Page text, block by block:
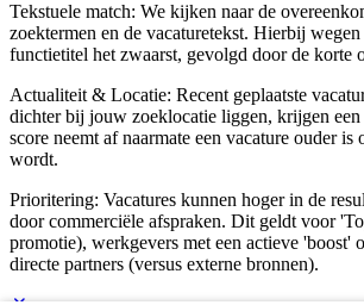
Tekstuele match: We kijken naar de
zoektermen en de vacaturetekst. Hierbij
functietitel het zwaarst, gevolgd door de korte
Actualiteit & Locatie: Recent geplaatste
dichter bij jouw zoeklocatie liggen, krijgen
score neemt af naarmate een vacature ouder is
wordt.
Prioritering: Vacatures kunnen hoger in de
door commerciële afspraken. Dit geldt voor
promotie), werkgevers met een actieve 'boost'
directe partners (versus externe bronnen).